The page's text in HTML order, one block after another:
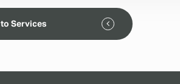
to Services